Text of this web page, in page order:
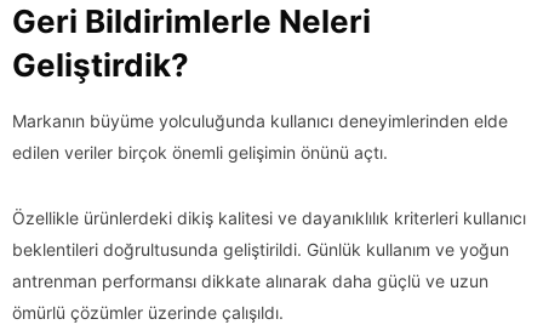
Geri Bildirimlerle Neleri
Geliştirdik?
Markanın büyüme yolculuğunda kullanıcı deneyimlerinden elde
edilen veriler birçok önemli gelişimin önünü açtı.
Özellikle ürünlerdeki dikiş kalitesi ve dayanıklılık kriterleri kullanıcı
beklentileri doğrultusunda geliştirildi. Günlük kullanım ve yoğun
antrenman performansı dikkate alınarak daha güçlü ve uzun
ömürlü çözümler üzerinde çalışıldı.